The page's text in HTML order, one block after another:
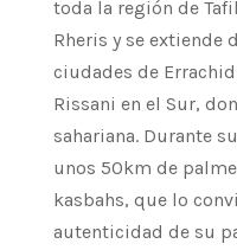
toda la región de
Rheris y se extiende
ciudades de
Rissani en el Sur,
sahariana. Durante
unos 50km de
kasbahs, que lo
autenticidad de su